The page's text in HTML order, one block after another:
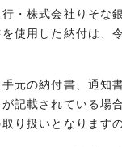
・株式会社りそな
使用した納付は、
元の納付書、通知
記載されている場
り扱いとなります